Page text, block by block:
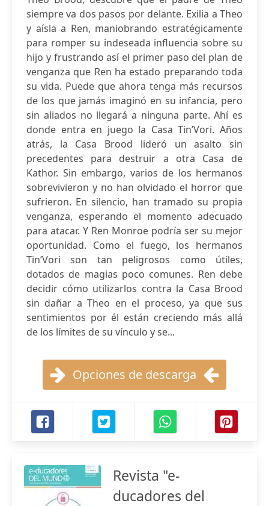
siempre va dos pasos por delante. Exilia a Theo
y aísla a Ren, maniobrando estratégicamente
para romper su indeseada influencia sobre su
hijo y frustrando así el primer paso del plan de
venganza que Ren ha estado preparando toda
su vida. Puede que ahora tenga más recursos
de los que jamás imaginó en su infancia, pero
sin aliados no llegará a ninguna parte. Ahí es
donde entra en juego la Casa Tin’Vori. Años
atrás, la Casa Brood lideró un asalto sin
precedentes para destruir a otra Casa de
Kathor. Sin embargo, varios de los hermanos
sobrevivieron y no han olvidado el horror que
sufrieron. En silencio, han tramado su propia
venganza, esperando el momento adecuado
para atacar. Y Ren Monroe podría ser su mejor
oportunidad. Como el fuego, los hermanos
Tin’Vori son tan peligrosos como útiles,
dotados de magias poco comunes. Ren debe
decidir cómo utilizarlos contra la Casa Brood
sin dañar a Theo en el proceso, ya que sus
sentimientos por él están creciendo más allá
de los límites de su vínculo y se...
Opciones de descarga
Revista "e-
ducadores del